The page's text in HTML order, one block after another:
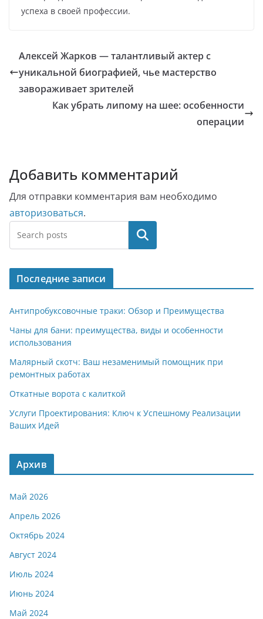
успеха в своей профессии.
Алексей Жарков — талантливый актер с
уникальной биографией, чье мастерство
завораживает зрителей
Как убрать липому на шее: особенности
операции
Добавить комментарий
Для отправки комментария вам необходимо
авторизоваться.
Поиск
Последние записи
Антипробуксовочные траки: Обзор и Преимущества
Чаны для бани: преимущества, виды и особенности
использования
Малярный скотч: Ваш незаменимый помощник при
ремонтных работах
Откатные ворота с калиткой
Услуги Проектирования: Ключ к Успешному Реализации
Ваших Идей
Архив
Май 2026
Апрель 2026
Октябрь 2024
Август 2024
Июль 2024
Июнь 2024
Май 2024